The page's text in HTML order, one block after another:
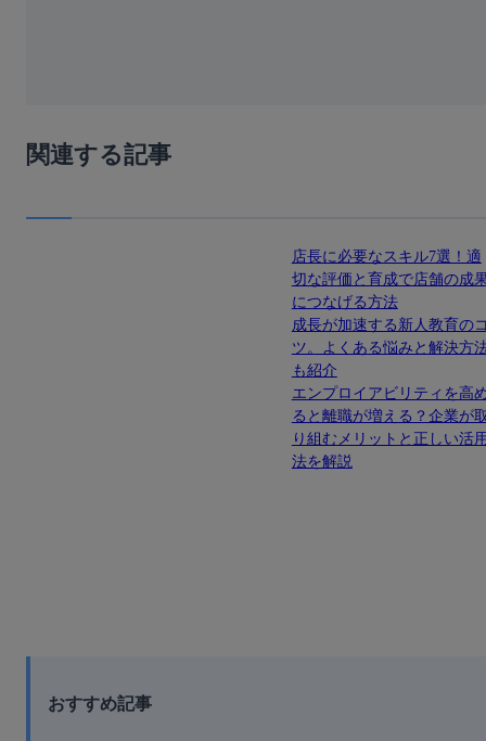
関連する記事
店長に必要なスキル7選！適
切な評価と育成で店舗の成
につなげる方法
成長が加速する新人教育の
ツ。よくある悩みと解決方
も紹介
エンプロイアビリティを高
ると離職が増える？企業が
り組むメリットと正しい活
法を解説
おすすめ記事